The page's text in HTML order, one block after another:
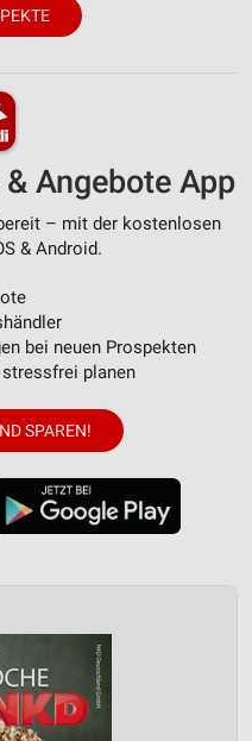
Angebote App
– mit der kostenlosen
& Android.
bei neuen Prospekten
planen
SPAREN!